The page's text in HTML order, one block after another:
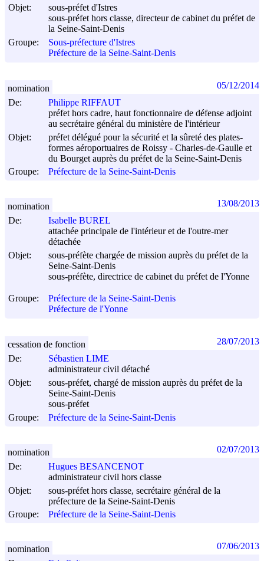
Objet:
sous-préfet d'Istres
sous-préfet hors classe, directeur de cabinet du préfet de
la Seine-Saint-Denis
Groupe:
Sous-préfecture d'Istres
Préfecture de la Seine-Saint-Denis
De:
Philippe RIFFAUT
préfet hors cadre, haut fonctionnaire de défense adjoint
au secrétaire général du ministère de l'intérieur
Objet:
préfet délégué pour la sécurité et la sûreté des plates-
formes aéroportuaires de Roissy - Charles-de-Gaulle et
du Bourget auprès du préfet de la Seine-Saint-Denis
Groupe:
Préfecture de la Seine-Saint-Denis
nomination 05/12/2014
De:
Isabelle BUREL
attachée principale de l'intérieur et de l'outre-mer
détachée
Objet:
sous-préfète chargée de mission auprès du préfet de la
Seine-Saint-Denis
sous-préfète, directrice de cabinet du préfet de l'Yonne
Groupe:
Préfecture de la Seine-Saint-Denis
Préfecture de l'Yonne
nomination 13/08/2013
De:
Sébastien LIME
administrateur civil détaché
Objet:
sous-préfet, chargé de mission auprès du préfet de la
Seine-Saint-Denis
sous-préfet
Groupe:
Préfecture de la Seine-Saint-Denis
cessation de fonction 28/07/2013
De:
Hugues BESANCENOT
administrateur civil hors classe
Objet:
sous-préfet hors classe, secrétaire général de la
préfecture de la Seine-Saint-Denis
Groupe:
Préfecture de la Seine-Saint-Denis
nomination 02/07/2013
nomination 07/06/2013